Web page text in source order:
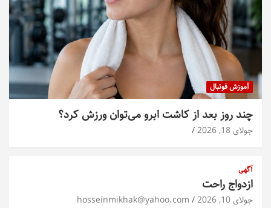
آموزش فوتبال
چند روز بعد از کاشت ابرو می‌توان ورزش کرد؟
جولای 18, 2026
آگهی
ازدواج راحت
جولای 10, 2026 hosseinmikhak@yahoo.com